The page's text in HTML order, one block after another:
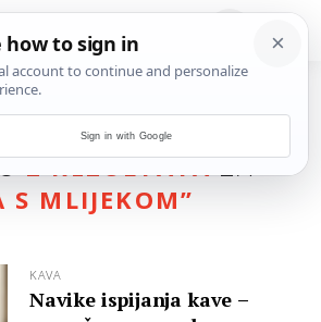
2 REZULTATAZA
S MLIJEKOM”
KAVA
Navike ispijanja kave –
Sign in with Google